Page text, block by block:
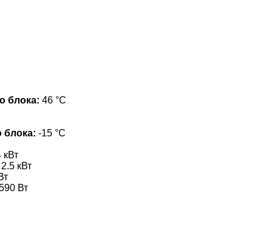
блока: 46 °С
блока: -15 °С
кВт
2.5 кВт
Вт